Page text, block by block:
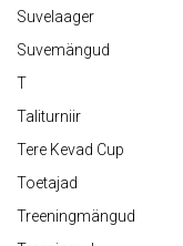
Suvelaager
Suvemängud
T
Taliturniir
Tere Kevad Cup
Toetajad
Treeningmängud